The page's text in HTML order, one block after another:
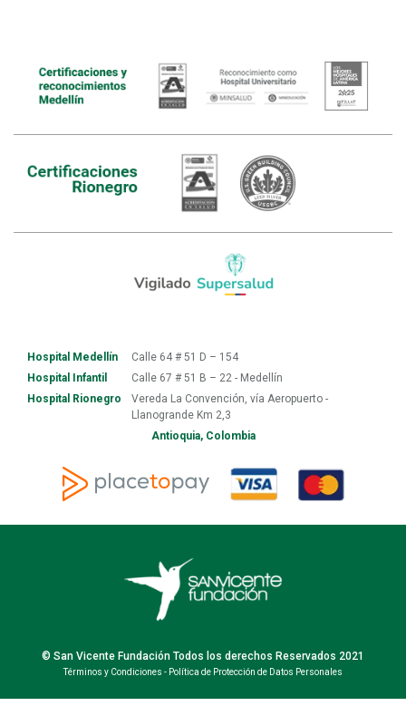
Hospital Medellín
Calle 64 # 51 D – 154
Hospital Infantil
Calle 67 # 51 B – 22 - Medellín
Hospital Rionegro
Vereda La Convención, vía Aeropuerto -
Llanogrande Km 2,3
Antioquia, Colombia
© San Vicente Fundación Todos los derechos Reservados 2021
Términos y Condiciones - Política de Protección de Datos Personales